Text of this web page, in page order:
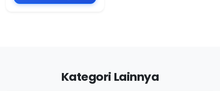
Kategori Lainnya